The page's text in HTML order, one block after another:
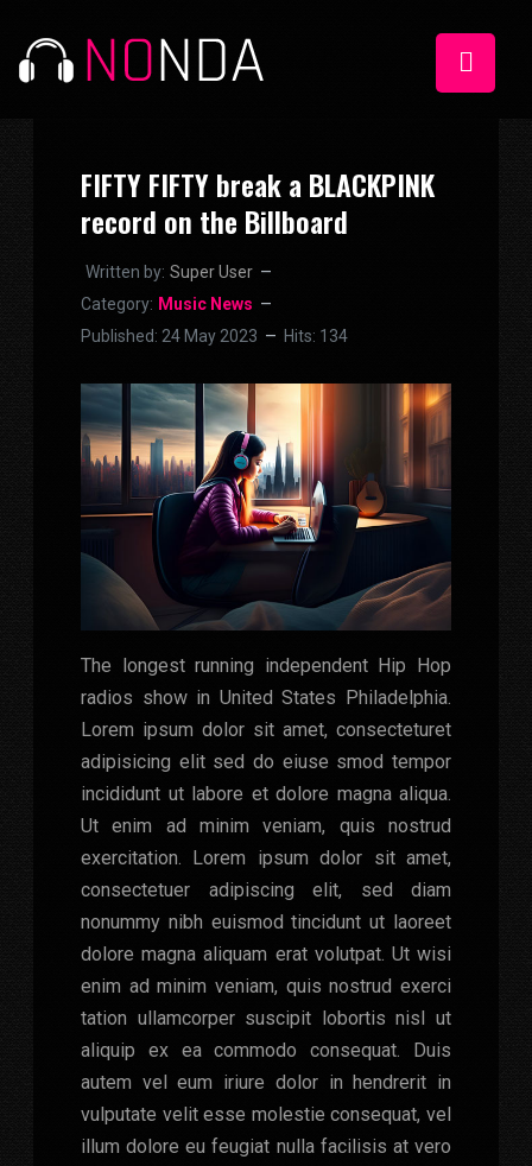
FIFTY FIFTY break a BLACKPINK
record on the Billboard
Written by: Super User
Category: Music News
Published: 24 May 2023
Hits: 134
The longest running independent Hip Hop
radios show in United States Philadelphia.
Lorem ipsum dolor sit amet, consecteturet
adipisicing elit sed do eiuse smod tempor
incididunt ut labore et dolore magna aliqua.
Ut enim ad minim veniam, quis nostrud
exercitation. Lorem ipsum dolor sit amet,
consectetuer adipiscing elit, sed diam
nonummy nibh euismod tincidunt ut laoreet
dolore magna aliquam erat volutpat. Ut wisi
enim ad minim veniam, quis nostrud exerci
tation ullamcorper suscipit lobortis nisl ut
aliquip ex ea commodo consequat. Duis
autem vel eum iriure dolor in hendrerit in
vulputate velit esse molestie consequat, vel
illum dolore eu feugiat nulla facilisis at vero